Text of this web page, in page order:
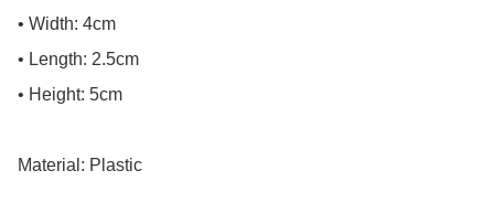
• Width: 4cm
• Length: 2.5cm
• Height: 5cm
Material: Plastic